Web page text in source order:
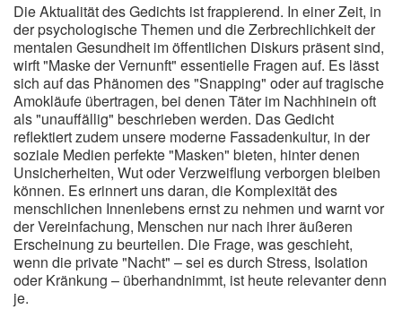
Die Aktualität des Gedichts ist frappierend. In einer Zeit, in
der psychologische Themen und die Zerbrechlichkeit der
mentalen Gesundheit im öffentlichen Diskurs präsent sind,
wirft "Maske der Vernunft" essentielle Fragen auf. Es lässt
sich auf das Phänomen des "Snapping" oder auf tragische
Amokläufe übertragen, bei denen Täter im Nachhinein oft
als "unauffällig" beschrieben werden. Das Gedicht
reflektiert zudem unsere moderne Fassadenkultur, in der
soziale Medien perfekte "Masken" bieten, hinter denen
Unsicherheiten, Wut oder Verzweiflung verborgen bleiben
können. Es erinnert uns daran, die Komplexität des
menschlichen Innenlebens ernst zu nehmen und warnt vor
der Vereinfachung, Menschen nur nach ihrer äußeren
Erscheinung zu beurteilen. Die Frage, was geschieht,
wenn die private "Nacht" – sei es durch Stress, Isolation
oder Kränkung – überhandnimmt, ist heute relevanter denn
je.